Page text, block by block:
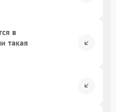
в
такая